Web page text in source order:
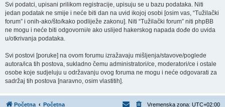
Svi podatci, upisani prilikom registracije, upisuju se u bazu podataka. Niti
jedan podatak ne smije i neće biti dan na uvid ikojoj osobi [osim vas, “Tužilački
forum” i onih-ako/što/kako podliježe zakonu]. Niti “Tužilački forum” niti phpBB
ne mogu i neće biti odgovorni/e ako uslijed hakerskog napada dođe do uvida
u/otkrivanja podataka.
Svi postovi [poruke] na ovom forumu izražavaju mišljenja/stavove/poglede
autora/ica tih postova, sukladno čemu administratori/ce, moderatori/ce i ostale
osobe koje sudjeluju u održavanju ovog foruma ne mogu i neće odgovarati za
sadržaj tih postova [naravno, osim vlastitih].
Početna Početna Vremenska zona: UTC+02:00